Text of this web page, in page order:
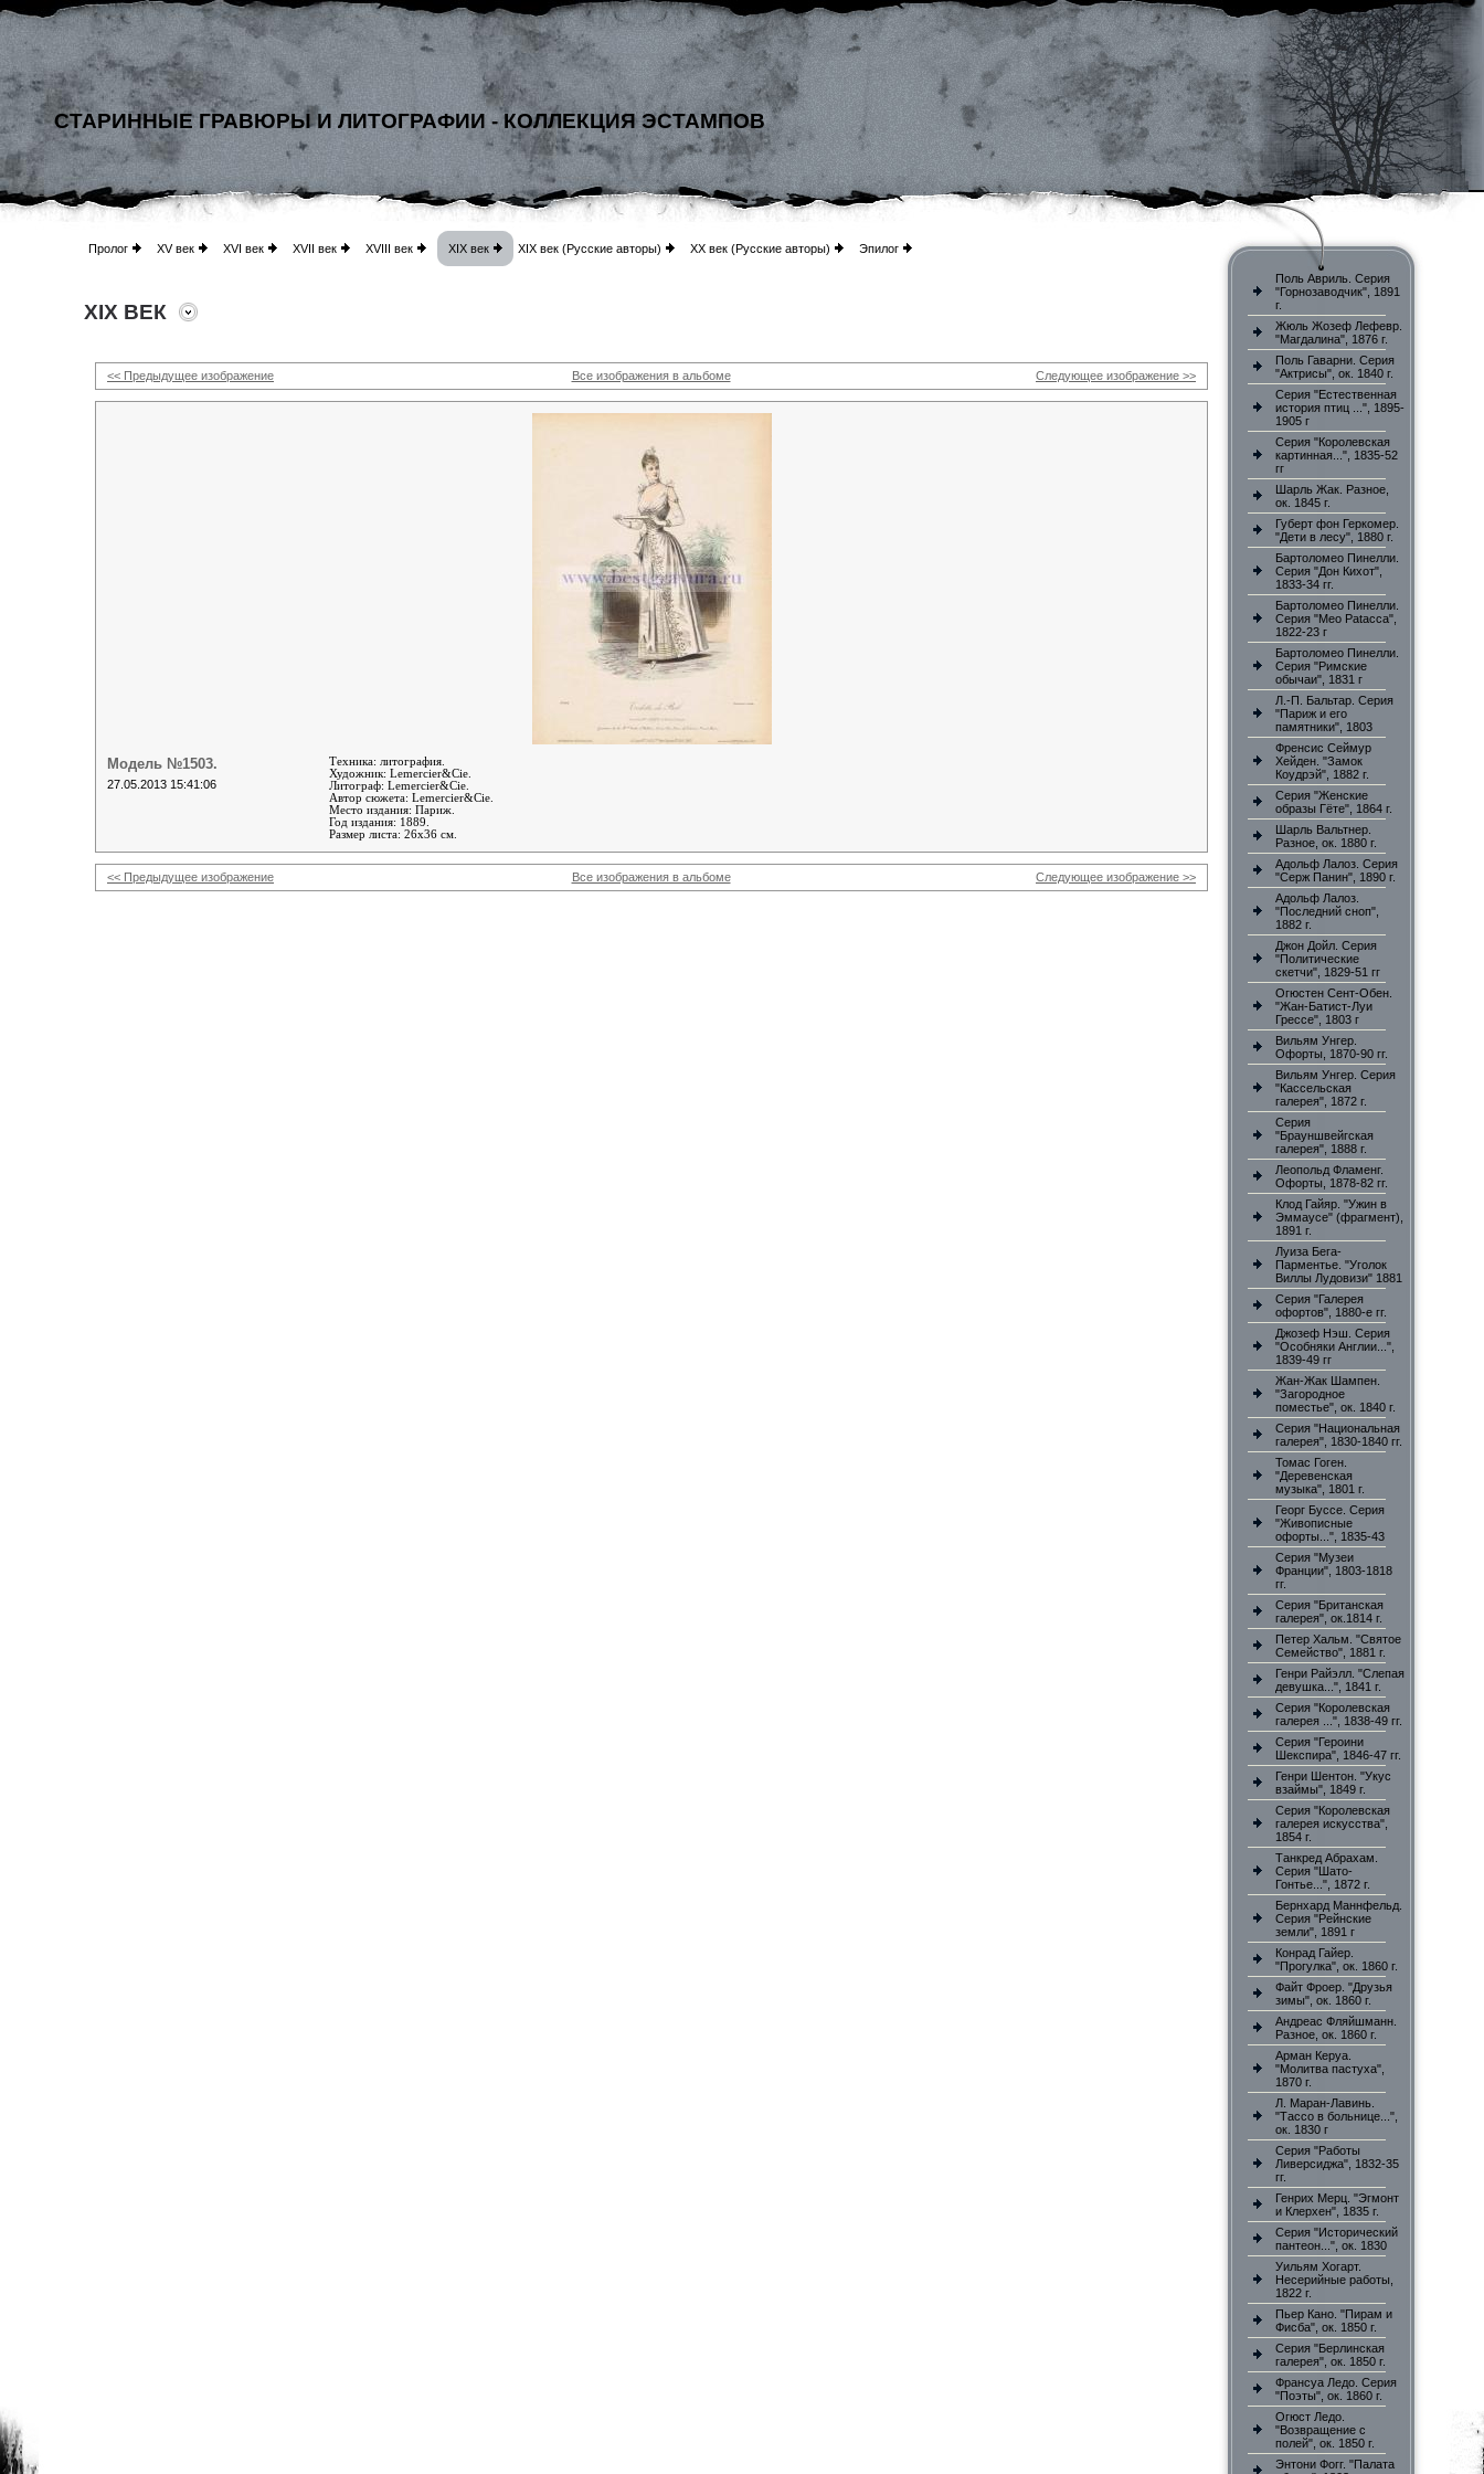
СТАРИННЫЕ ГРАВЮРЫ И ЛИТОГРАФИИ - КОЛЛЕКЦИЯ ЭСТАМПОВ
Пролог XV век XVI век XVII век XVIII век XIX век XIX век (Русские авторы) XX век (Русские авторы) Эпилог
XIX ВЕК
<< Предыдущее изображение Все изображения в альбоме Следующее изображение >>
Модель №1503.
27.05.2013 15:41:06
Техника: литография.
Художник: Lemercier&Cie.
Литограф: Lemercier&Cie
Автор сюжета: Lemercier&Cie
Место издания: Париж.
Год издания: 1889.
Размер листа: 26х36 см.
<< Предыдущее изображение Все изображения в альбоме Следующее изображение >>
Поль Авриль. Серия
"Горнозаводчик", 1891
г.
Жюль Жозеф Лефевр.
"Магдалина", 1876 г.
Поль Гаварни. Серия
"Актрисы", ок. 1840 г.
Серия "Естественная
история птиц ...", 1895-
1905 г
Серия "Королевская
картинная...", 1835-52
гг
Шарль Жак. Разное,
ок. 1845 г.
Губерт фон Геркомер.
"Дети в лесу", 1880 г.
Бартоломео Пинелли.
Серия "Дон Кихот",
1833-34 гг.
Бартоломео Пинелли.
Серия "Meo Patacca",
1822-23 г
Бартоломео Пинелли.
Серия "Римские
обычаи", 1831 г
Л.-П. Бальтар. Серия
"Париж и его
памятники", 1803
Френсис Сеймур
Хейден. "Замок
Коудрэй", 1882 г.
Серия "Женские
образы Гёте", 1864 г.
Шарль Вальтнер.
Разное, ок. 1880 г.
Адольф Лалоз. Серия
"Серж Панин", 1890 г.
Адольф Лалоз.
"Последний сноп",
1882 г.
Джон Дойл. Серия
"Политические
скетчи", 1829-51 гг
Огюстен Сент-Обен.
"Жан-Батист-Луи
Грессе", 1803 г
Вильям Унгер.
Офорты, 1870-90 гг.
Вильям Унгер. Серия
"Кассельская
галерея", 1872 г.
Серия
"Брауншвейгская
галерея", 1888 г.
Леопольд Фламенг.
Офорты, 1878-82 гг.
Клод Гайяр. "Ужин в
Эммаусе" (фрагмент),
1891 г.
Луиза Бега-
Парментье. "Уголок
Виллы Лудовизи" 1881
Серия "Галерея
офортов", 1880-е гг.
Джозеф Нэш. Серия
"Особняки Англии...",
1839-49 гг
Жан-Жак Шампен.
"Загородное
поместье", ок. 1840 г.
Серия "Национальная
галерея", 1830-1840 гг.
Томас Гоген.
"Деревенская
музыка", 1801 г.
Георг Буссе. Серия
"Живописные
офорты...", 1835-43
Серия "Музеи
Франции", 1803-1818
гг.
Серия "Британская
галерея", ок.1814 г.
Петер Хальм. "Святое
Семейство", 1881 г.
Генри Райэлл. "Слепая
девушка...", 1841 г.
Серия "Королевская
галерея ...", 1838-49 гг.
Серия "Героини
Шекспира", 1846-47 гг.
Генри Шентон. "Укус
взаймы", 1849 г.
Серия "Королевская
галерея искусства",
1854 г.
Танкред Абрахам.
Серия "Шато-
Гонтье...", 1872 г.
Бернхард Маннфельд.
Серия "Рейнские
земли", 1891 г
Конрад Гайер.
"Прогулка", ок. 1860 г.
Файт Фроер. "Друзья
зимы", ок. 1860 г.
Андреас Фляйшманн.
Разное, ок. 1860 г.
Арман Керуа.
"Молитва пастуха",
1870 г.
Л. Маран-Лавинь.
"Тассо в больнице...",
ок. 1830 г
Серия "Работы
Ливерсиджа", 1832-35
гг.
Генрих Мерц. "Эгмонт
и Клерхен", 1835 г.
Серия "Исторический
пантеон...", ок. 1830
Уильям Хогарт.
Несерийные работы,
1822 г.
Пьер Кано. "Пирам и
Фисба", ок. 1850 г.
Серия "Берлинская
галерея", ок. 1850 г.
Франсуа Ледо. Серия
"Поэты", ок. 1860 г.
Огюст Ледо.
"Возвращение с
полей", ок. 1850 г.
Энтони Фогг. "Палата